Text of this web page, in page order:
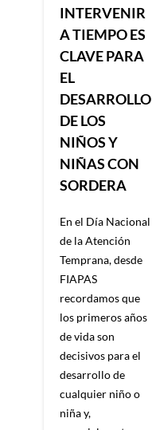
INTERVENIR
A TIEMPO ES
CLAVE PARA
EL
DESARROLLO
DE LOS
NIÑOS Y
NIÑAS CON
SORDERA
En el Día Nacional
de la Atención
Temprana, desde
FIAPAS
recordamos que
los primeros años
de vida son
decisivos para el
desarrollo de
cualquier niño o
niña y,